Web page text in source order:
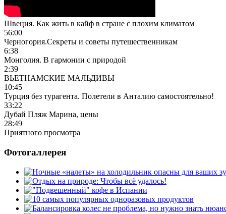
Швеция. Как жить в кайф в стране с плохим климатом
56:00
Черногория.Секреты и советы путешественникам
6:38
Монголия. В гармонии с природой
2:39
ВЬЕТНАМСКИЕ МАЛЬДИВЫ
10:45
Турция без турагента. Полетели в Анталию самостоятельно!
33:22
Дубай Пляж Марина, цены
28:49
Приятного просмотра
Фотогаллерея